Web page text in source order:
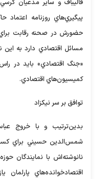
قاليباف و ساير مدعيان
پيگيري‌هاي روزنامه
حضورش در صحنه رقابت براي
مسائل اقتصادي دارد به اين
«جنگ اقتصادي» بايد در
كميسيون‌هاي اقتصادي.
توافق بر سر نيكزاد
بدين‌ترتيب و با خروج
شمس‌الدين حسيني براي
نانوشته‌اش با نمايندگان
اقتصادخوانده‌هاي پارلمان